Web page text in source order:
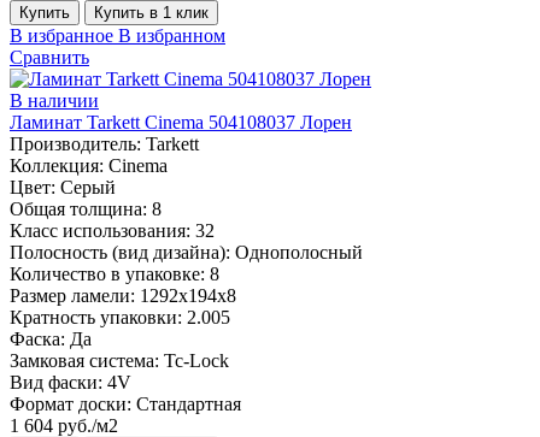
Купить Купить в 1 клик
В избранное В избранном
Сравнить
В наличии
Ламинат Tarkett Cinema 504108037 Лорен
Производитель: Tarkett
Коллекция: Cinema
Цвет: Серый
Общая толщина: 8
Класс использования: 32
Полосность (вид дизайна): Однополосный
Количество в упаковке: 8
Размер ламели: 1292х194х8
Кратность упаковки: 2.005
Фаска: Да
Замковая система: Tc-Lock
Вид фаски: 4V
Формат доски: Стандартная
1 604 руб./м2